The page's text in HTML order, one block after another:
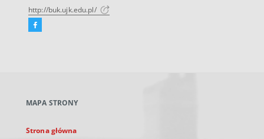
http://buk.ujk.edu.pl/
Facebook
karcie
MAPA STRONY
Strona główna